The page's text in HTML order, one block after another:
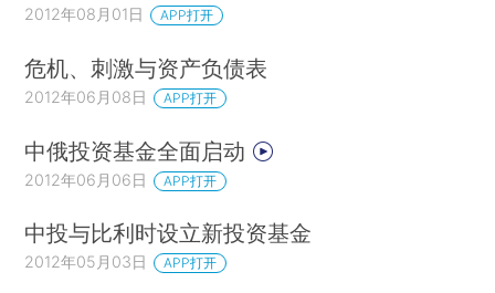
2012年08月01日 APP打开
危机、刺激与资产负债表
2012年06月08日 APP打开
中俄投资基金全面启动
2012年06月06日 APP打开
中投与比利时设立新投资基金
2012年05月03日 APP打开